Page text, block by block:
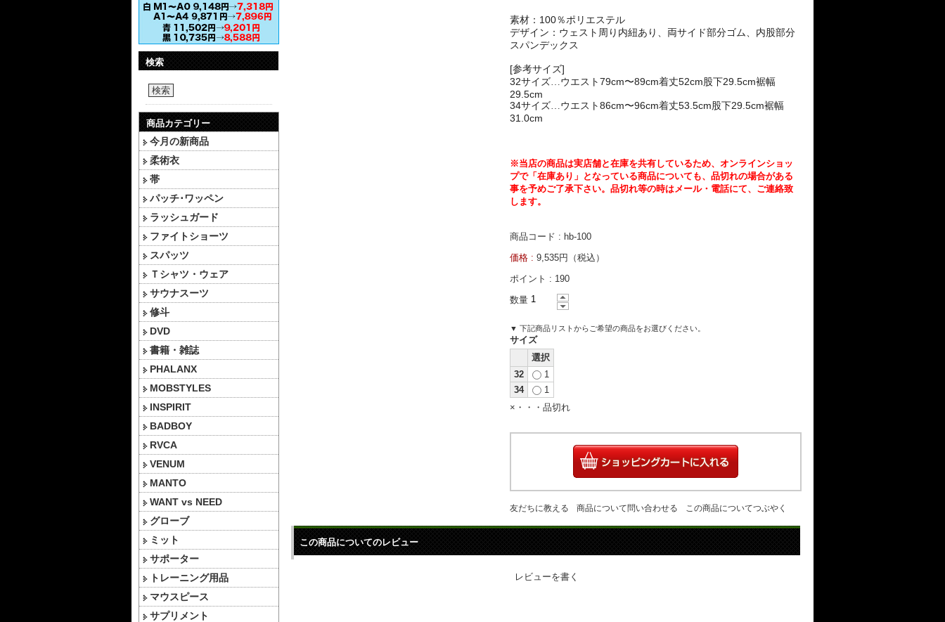
検索
検索
商品カテゴリー
今月の新商品
柔術衣
帯
パッチ･ワッペン
ラッシュガード
ファイトショーツ
スパッツ
Ｔシャツ・ウェア
サウナスーツ
修斗
DVD
書籍・雑誌
PHALANX
MOBSTYLES
INSPIRIT
BADBOY
RVCA
VENUM
MANTO
WANT vs NEED
グローブ
ミット
サポーター
トレーニング用品
マウスピース
サプリメント
素材： 100％ポリエステル
デザイン：ウェスト周り内紐あり、両サイド部分ゴム、 内股部分
スパンデックス
[参考サイズ]
32サイズ…ウエスト 79cm〜89cm着丈52cm股下29. 5cm裾幅
29.5cm
34サイズ…ウエスト 86cm〜96cm着丈53.5cm股下29.5cm裾幅
31.0cm
※当店の商品は実店舗と在庫を共有しているため、 オンラインショッ
プで「在庫あり」となっている商品についても、 品切れの場合がある
事を予めご了承下さい。 品切れ等の時はメール・電話にて、ご連絡致
します。
商品コード : hb-100
価格 : 9,535円（税込）
ポイント : 190
数量
▼ 下記商品リストからご希望の商品をお選びください。
サイズ
選択
32
1
34
1
×・・・品切れ
友だちに教える 商品について問い合わせる この商品についてつぶやく
この商品についてのレビュー
レビューを書く